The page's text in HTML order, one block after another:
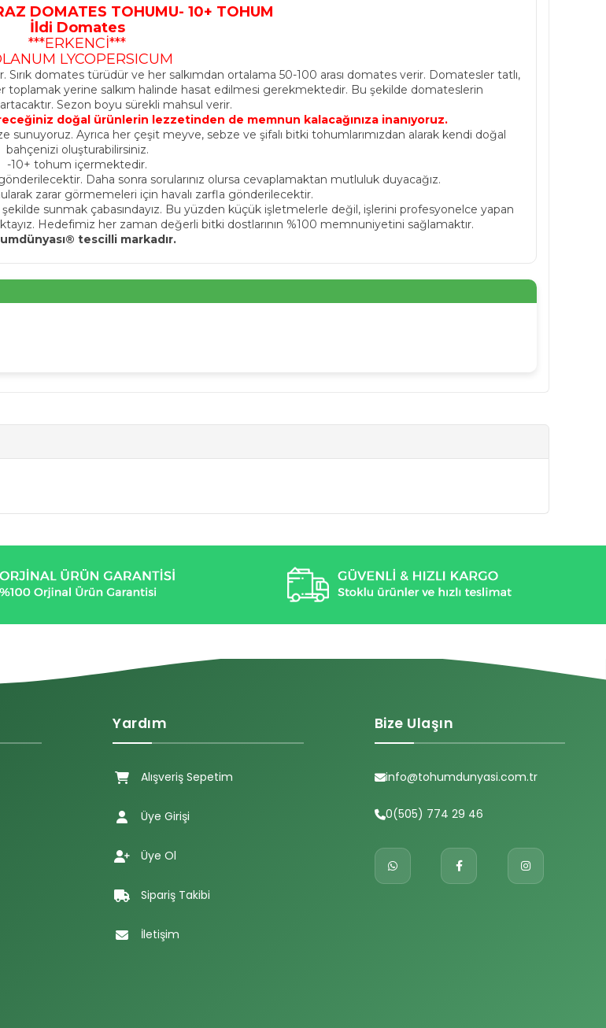
DOMATES TOHUMU- 10+ TOHUM
İldi Domates
***ERKENCİ***
LYCOPERSICUM
domates türüdür ve her salkımdan ortalama 50-100 arası domates verir. Domatesler tatlı,
yerine salkım halinde hasat edilmesi gerekmektedir. Bu şekilde domateslerin
artacaktır. Sezon boyu sürekli mahsul verir.
doğal ürünlerin lezzetinden de memnun kalacağınıza inanıyoruz.
sunuyoruz. Ayrıca her çeşit meyve, sebze ve şifalı bitki tohumlarımızdan alarak kendi doğal
bahçenizi oluşturabilirsiniz.
-10+ tohum içermektedir.
Daha sonra sorularınız olursa cevaplamaktan mutluluk duyacağız.
zarar görmemeleri için havalı zarfla gönderilecektir.
sunmak çabasındayız. Bu yüzden küçük işletmelerle değil, işlerini profesyonelce yapan
Hedefimiz her zaman değerli bitki dostlarının %100 memnuniyetini sağlamaktır.
tescilli markadır.
Yardım
Alışveriş Sepetim
Üye Girişi
Üye Ol
Sipariş Takibi
İletişim
Bize Ulaşın
info@tohumdunyasi.com.tr
0(505) 774 29 46